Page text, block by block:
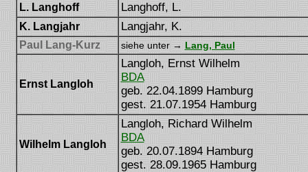
L. Langhoff Langhoff, L.
K. Langjahr Langjahr, K.
Paul Lang-Kurz siehe unter → Lang, Paul
Ernst Langloh
Langloh, Ernst Wilhelm
BDA
geb. 22.04.1899 Hamburg
gest. 21.07.1954 Hamburg
Wilhelm Langloh
Langloh, Richard Wilhelm
BDA
geb. 20.07.1894 Hamburg
gest. 28.09.1965 Hamburg